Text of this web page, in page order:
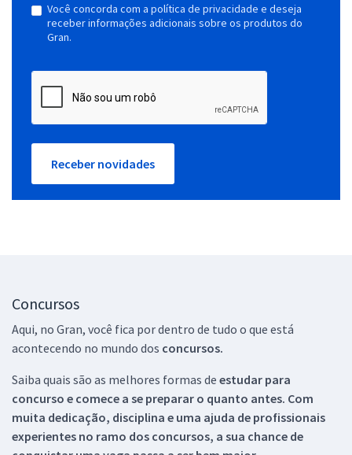
Você concorda com a política de privacidade e deseja
receber informações adicionais sobre os produtos do
Gran.
Receber novidades
Concursos
Aqui, no Gran, você fica por dentro de tudo o que está
acontecendo no mundo dos concursos.
Saiba quais são as melhores formas de estudar para
concurso e comece a se preparar o quanto antes. Com
muita dedicação, disciplina e uma ajuda de profissionais
experientes no ramo dos concursos, a sua chance de